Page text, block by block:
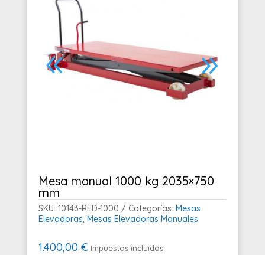
Mesa manual 1000 kg 2035×750
mm
SKU: 10143-RED-1000 Categorías: Mesas
Elevadoras, Mesas Elevadoras Manuales
1.400,00 € Impuestos incluidos